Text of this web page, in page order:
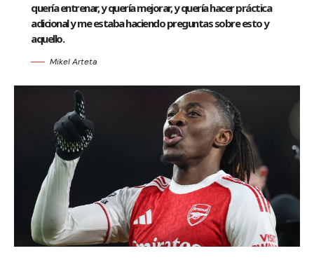
quería entrenar, y quería mejorar, y quería hacer práctica
adicional y me estaba haciendo preguntas sobre esto y
aquello.
Mikel Arteta